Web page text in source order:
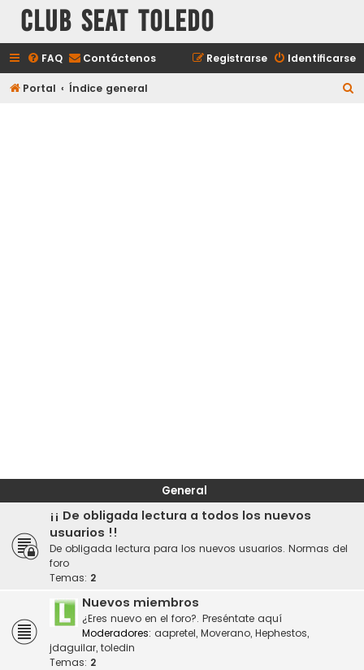
Club Seat Toledo
FAQ Contáctenos Identificarse
Registrarse
Portal Índice general
General
¡¡ De obligada lectura a todos los nuevos
usuarios !!
De obligada lectura para los nuevos usuarios. Normas del
foro
Temas: 2
Nuevos miembros
¿Eres nuevo en el foro?. Preséntate aquí
Moderadores: aapretel, Moverano, Hephestos,
jdaguilar, toledin
Temas: 2